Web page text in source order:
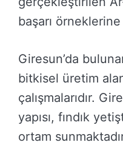
başarı
Giresun’da
bitkisel üretim
çalışmalarıdır.
yapısı, fındık
ortam